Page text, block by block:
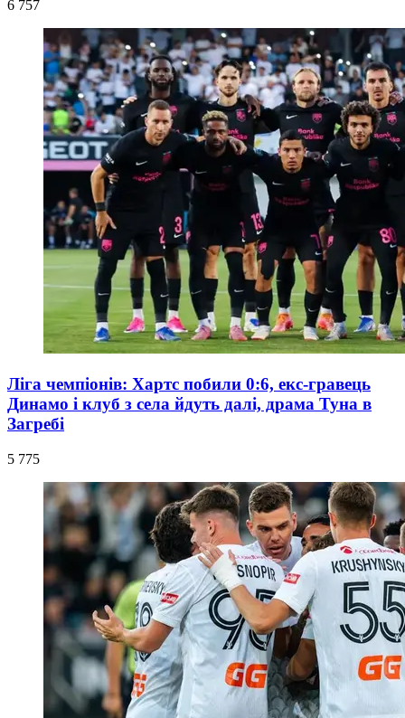
6 757
Ліга чемпіонів: Хартс побили 0:6, екс-гравець
Динамо і клуб з села йдуть далі, драма Туна в
Загребі
5 775